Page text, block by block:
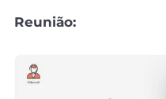
Reunião: